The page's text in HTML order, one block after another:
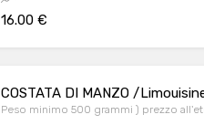
16.00 €
COSTATA DI MANZO /
Peso minimo 500 grammi ) prezzo